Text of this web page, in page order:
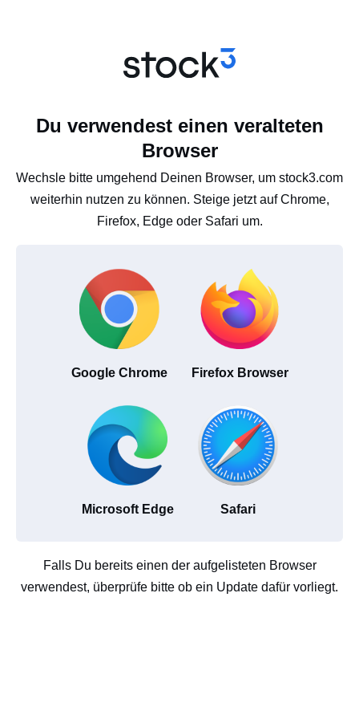
Du verwendest einen veralteten
Browser
Wechsle bitte umgehend Deinen Browser, um stock3.com
weiterhin nutzen zu können. Steige jetzt auf Chrome,
Firefox, Edge oder Safari um.
Google Chrome Firefox Browser
Microsoft Edge Safari
Falls Du bereits einen der aufgelisteten Browser
verwendest, überprüfe bitte ob ein Update dafür vorliegt.